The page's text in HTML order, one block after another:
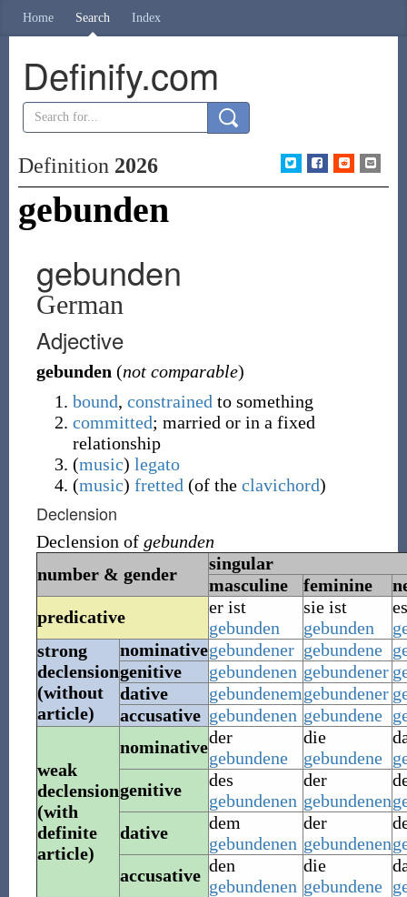
Home Search Index
Definify.com
Definition 2026
gebunden
gebunden
German
Adjective
gebunden (not comparable)
bound, constrained to something
committed; married or in a fixed
relationship
(music) legato
(music) fretted (of the clavichord)
Declension
Declension of gebunden
number & gender
singular
masculine
feminine
predicative
er ist
gebunden
sie ist
gebunden
strong
declension
(without
article)
nominativegebundener gebundene
genitive
gebundenen gebundener
dative
gebundenemgebundener
accusative gebundenen gebundene
weak
declension
(with
definite
article)
nominativeder
gebundene
die
gebundene
genitive
des
gebundenen
der
gebundenen
dative
dem
gebundenen
der
gebundenen
accusative den
gebundenen
die
gebundene